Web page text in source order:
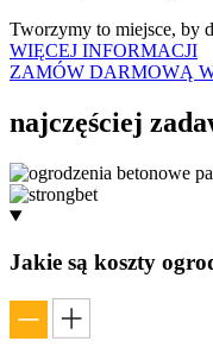
Tworzymy to miejsce, by
WIĘCEJ INFORMACJI
ZAMÓW DARMOWĄ
najczęściej
Jakie są koszty